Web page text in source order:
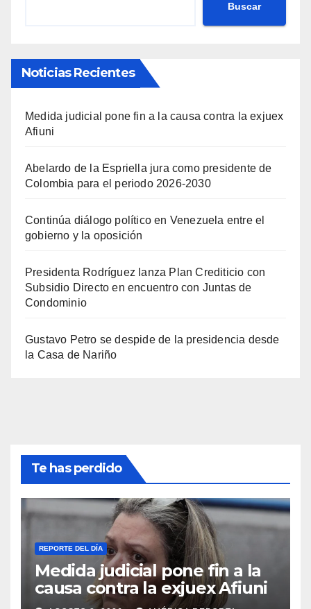
Buscar
Noticias Recientes
Medida judicial pone fin a la causa contra la exjuex
Afiuni
Abelardo de la Espriella jura como presidente de
Colombia para el periodo 2026-2030
Continúa diálogo político en Venezuela entre el
gobierno y la oposición
Presidenta Rodríguez lanza Plan Crediticio con
Subsidio Directo en encuentro con Juntas de
Condominio
Gustavo Petro se despide de la presidencia desde
la Casa de Nariño
Te has perdido
REPORTE DEL DÍA
Medida judicial pone fin a la
causa contra la exjuex Afiuni